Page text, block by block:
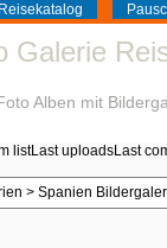
Reisekatalog
Galerie
Alben mit
listLast uploadsLast
> Spanien